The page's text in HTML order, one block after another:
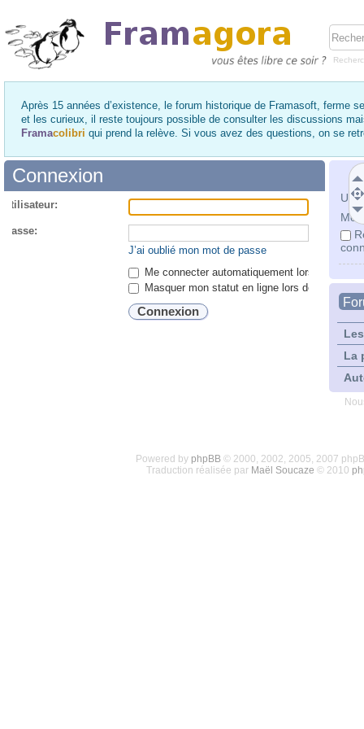
Après 15 années d’existence, le forum historique de Framasoft, ferme
et les curieux, il reste toujours possible de consulter les discussions
Framacolibri qui prend la relève. Si vous avez des questions, on se
Mot
La
Connexion
passe:
J’ai oublié mon mot de passe
Me connecter automatiquement lors de
Masquer mon statut en ligne lors de cette
Powered by phpBB© 2000, 2002, 2005, 2007
Traduction réalisée par Maël Soucaze © 2010